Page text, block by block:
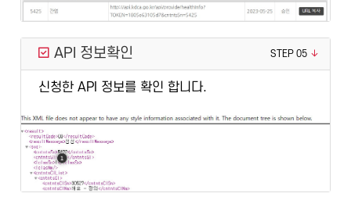
API 정보확인 STEP 05
신청한 API 정보를 확인 합니다.